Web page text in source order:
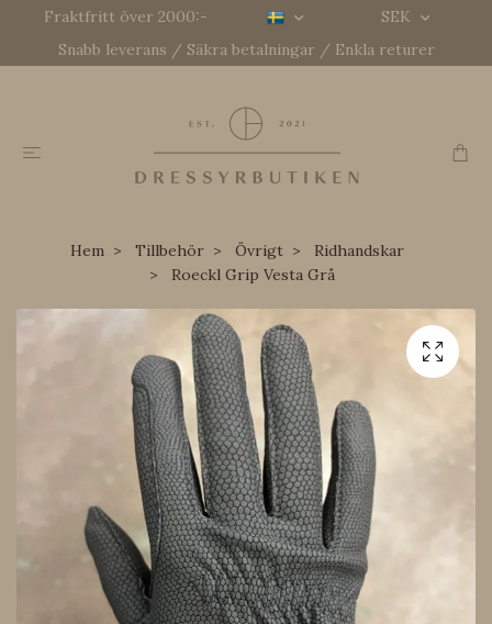
Fraktfritt över 2000:-
SEK
Snabb leverans / Säkra betalningar / Enkla returer
Hem Tillbehör Övrigt
Ridhandskar
Roeckl Grip Vesta Grå